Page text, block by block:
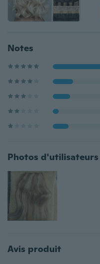
Notes
Photos d'utilisateurs
Avis produit